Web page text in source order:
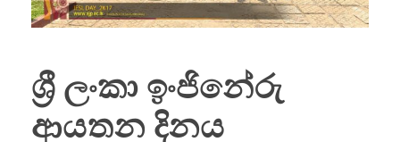
ශ්‍රී ලංකා ඉංජිනේරු
ආයතන දිනය